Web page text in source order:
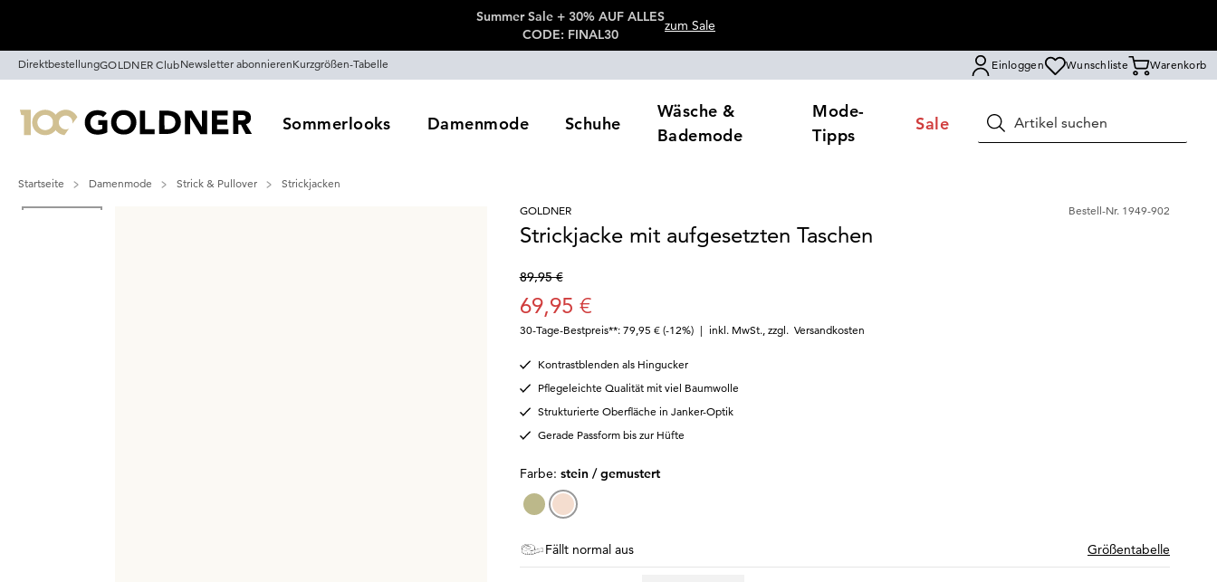
Summer Sale + 30% AUF ALLES
CODE: FINAL30
zum Sale
DirektbestellungGOLDNER ClubNewsletter abonnierenKurzgrößen-Tabelle Einloggen Wunschliste Warenkorb
Sommerlooks Damenmode Schuhe
Wäsche &
Bademode
Mode-
Tipps
Sale Suchen
Startseite Damenmode Strick & Pullover
Strickjacken
GOLDNER
Bestell-Nr. 1949-902
Strickjacke mit aufgesetzten Taschen
89,95 €
69,95 €
30-Tage-Bestpreis**: 79,95 € (-12%) | inkl. MwSt., zzgl. Versandkosten
Kontrastblenden als Hingucker
Pflegeleichte Qualität mit viel Baumwolle
Strukturierte Oberfläche in Janker-Optik
Gerade Passform bis zur Hüfte
Farbe: stein / gemustert
Fällt normal aus Größentabelle